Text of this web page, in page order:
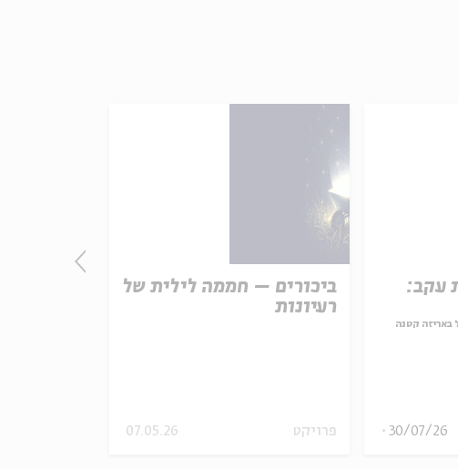
ביכורים – חממה לילית של
רעיונות
פרויקט 07.05.26
עקב:
באריזה קטנה
30/07/26